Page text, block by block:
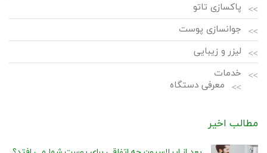
پاکسازی تاتو
جوانسازی پوست
لیزر و زیبایی
خدمات
معرفی دستگاه
مطالب اخیر